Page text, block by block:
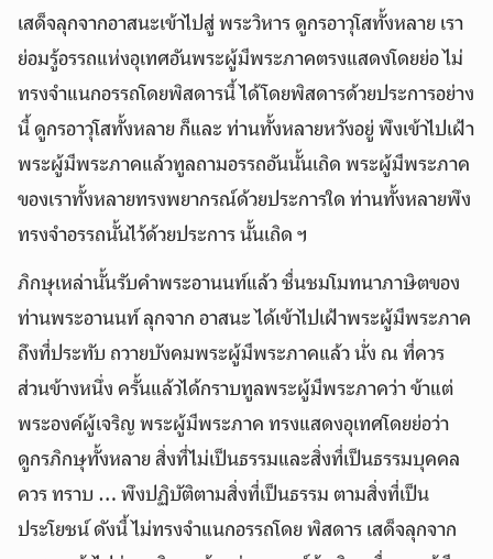
เสด็จลุกจากอาสนะเข้าไปสู่ พระวิหาร ดูกรอาวุโสทั้งหลาย เรา
ย่อมรู้อรรถแห่งอุเทศอันพระผู้มีพระภาคตรงแสดงโดยย่อ ไม่
ทรงจำแนกอรรถโดยพิสดารนี้ ได้โดยพิสดารด้วยประการอย่าง
นี้ ดูกรอาวุโสทั้งหลาย ก็และ ท่านทั้งหลายหวังอยู่ พึงเข้าไปเฝ้า
พระผู้มีพระภาคแล้วทูลถามอรรถอันนั้นเถิด พระผู้มีพระภาค
ของเราทั้งหลายทรงพยากรณ์ด้วยประการใด ท่านทั้งหลายพึง
ทรงจำอรรถนั้นไว้ด้วยประการ นั้นเถิด ฯ
ภิกษุเหล่านั้นรับคำพระอานนท์แล้ว ชื่นชมโมทนาภาษิตของ
ท่านพระอานนท์ ลุกจาก อาสนะ ได้เข้าไปเฝ้าพระผู้มีพระภาค
ถึงที่ประทับ ถวายบังคมพระผู้มีพระภาคแล้ว นั่ง ณ ที่ควร
ส่วนข้างหนึ่ง ครั้นแล้วได้กราบทูลพระผู้มีพระภาคว่า ข้าแต่
พระองค์ผู้เจริญ พระผู้มีพระภาค ทรงแสดงอุเทศโดยย่อว่า
ดูกรภิกษุทั้งหลาย สิ่งที่ไม่เป็นธรรมและสิ่งที่เป็นธรรมบุคคล
ควร ทราบ … พึงปฏิบัติตามสิ่งที่เป็นธรรม ตามสิ่งที่เป็น
ประโยชน์ ดังนี้ ไม่ทรงจำแนกอรรถโดย พิสดาร เสด็จลุกจาก